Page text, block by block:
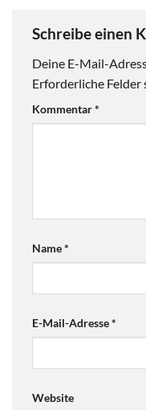
Schreibe einen
Deine E-Mail-
Erforderliche Felder
Kommentar*
Name*
E-Mail-Adresse*
Website